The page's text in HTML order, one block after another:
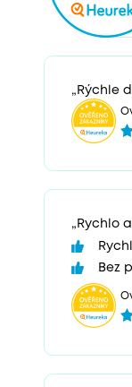
„Rýchle
„Rychlo
Bez